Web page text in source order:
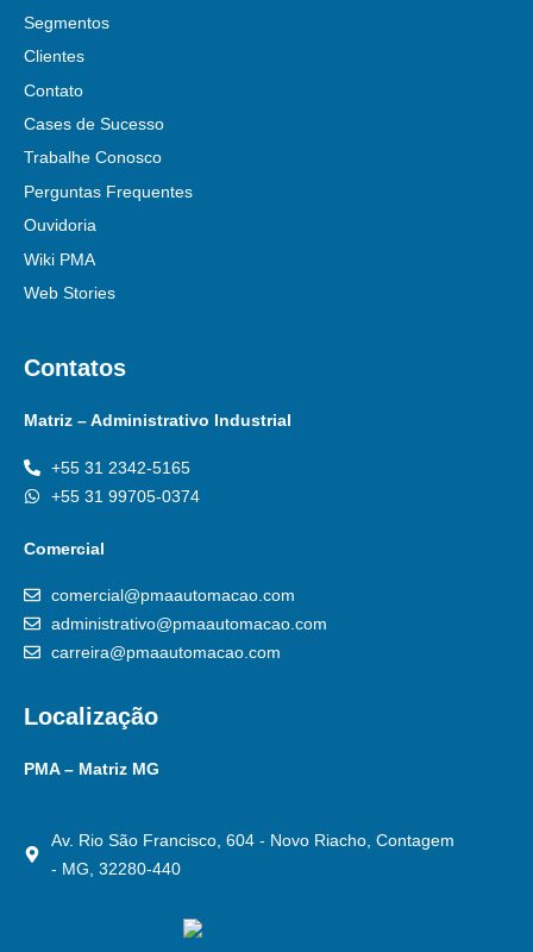
Segmentos
Clientes
Contato
Cases de Sucesso
Trabalhe Conosco
Perguntas Frequentes
Ouvidoria
Wiki PMA
Web Stories
Contatos
Matriz – Administrativo Industrial
+55 31 2342-5165
+55 31 99705-0374
Comercial
comercial@pmaautomacao.com
administrativo@pmaautomacao.com
carreira@pmaautomacao.com
Localização
PMA – Matriz MG
Av. Rio São Francisco, 604 - Novo Riacho, Contagem
- MG, 32280-440